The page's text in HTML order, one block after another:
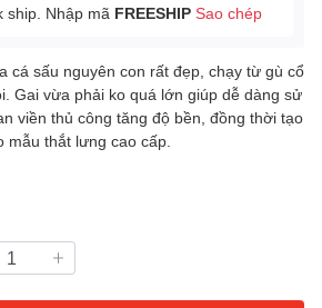
ship. Nhập mã FREESHIP Sao chép
cá sấu nguyên con rất đẹp, chạy từ gù cổ
Gai vừa phải ko quá lớn giúp dễ dàng sử
viền thủ công tăng độ bền, đồng thời tạo
mẫu thắt lưng cao cấp.